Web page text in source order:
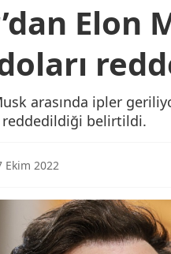
Elon
arasında ipler
reddedildiği belirtildi.
Ekim 2022